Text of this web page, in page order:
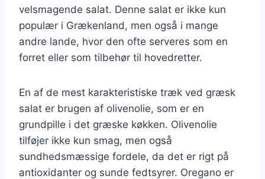
velsmagende salat. Denne salat er ikke kun
populær i Grækenland, men også i mange
andre lande, hvor den ofte serveres som en
forret eller som tilbehør til hovedretter.
En af de mest karakteristiske træk ved græsk
salat er brugen af olivenolie, som er en
grundpille i det græske køkken. Olivenolie
tilføjer ikke kun smag, men også
sundhedsmæssige fordele, da det er rigt på
antioxidanter og sunde fedtsyrer. Oregano er